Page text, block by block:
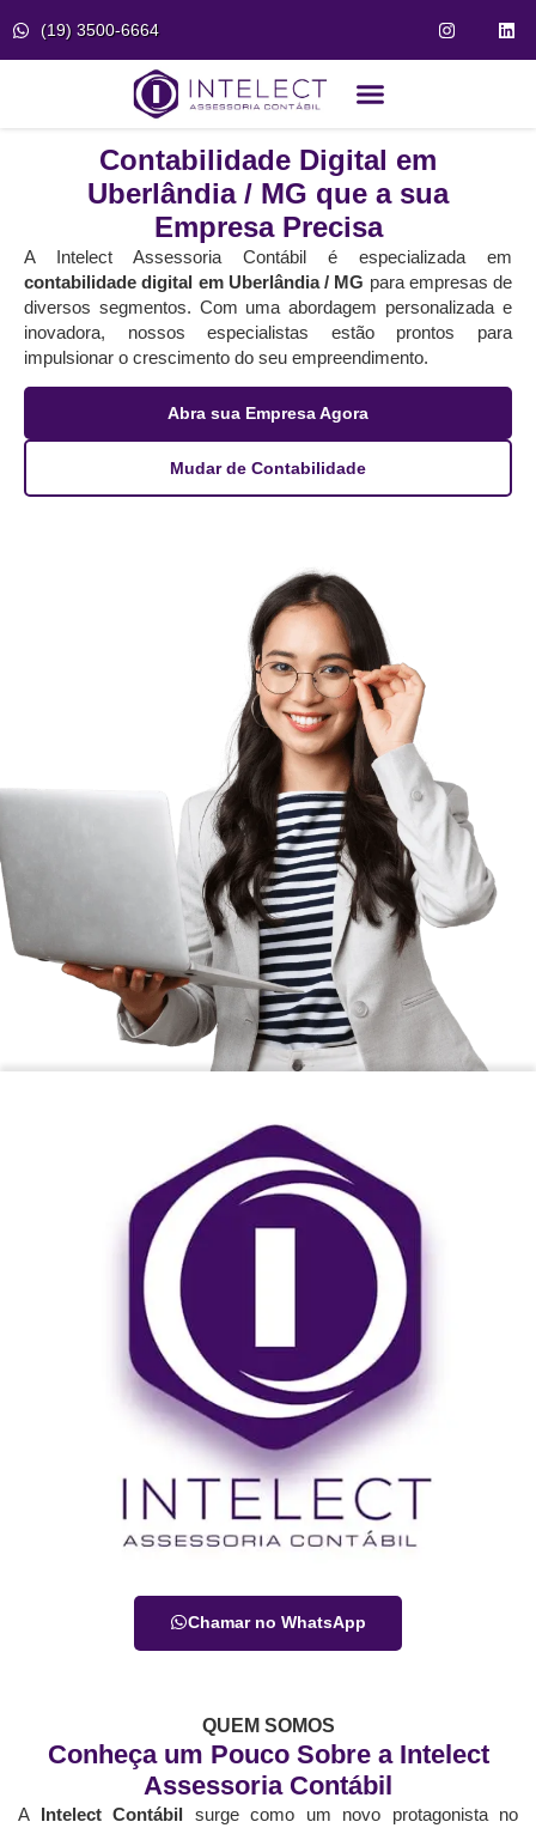
(19) 3500-6664
Contabilidade Digital em
Uberlândia / MG que a sua
Empresa Precisa
A Intelect Assessoria Contábil é especializada em
contabilidade digital em Uberlândia / MG para empresas de
diversos segmentos. Com uma abordagem personalizada e
inovadora, nossos especialistas estão prontos para
impulsionar o crescimento do seu empreendimento.
Abra sua Empresa Agora
Mudar de Contabilidade
Chamar no WhatsApp
QUEM SOMOS
Conheça um Pouco Sobre a Intelect
Assessoria Contábil
A Intelect Contábil surge como um novo protagonista no